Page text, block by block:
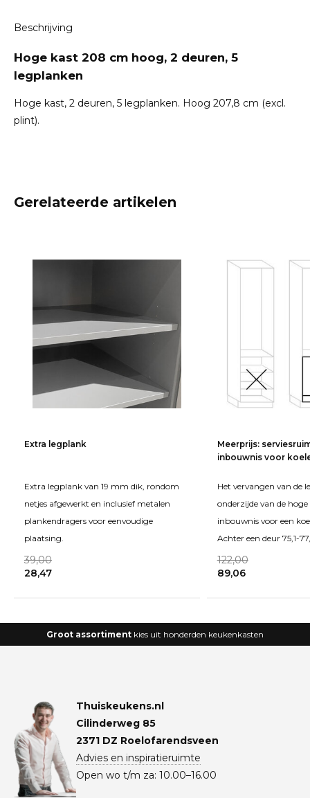
Beschrijving
Hoge kast 208 cm hoog, 2 deuren, 5
legplanken
Hoge kast, 2 deuren, 5 legplanken. Hoog 207,8 cm (excl.
plint).
Gerelateerde artikelen
Extra legplank
Extra legplank van 19 mm dik, rondom
netjes afgewerkt en inclusief metalen
plankendragers voor eenvoudige
plaatsing.
39,00
28,47
Meerprijs:
inbouwnis voor
Het vervangen van de
onderzijde van de
inbouwnis voor een
Achter een deur 75,1-
122,00
89,06
Groot assortiment kies uit honderden keukenkasten
Thuiskeukens.nl
Cilinderweg 85
2371 DZ Roelofarendsveen
Advies en inspiratieruimte
Open wo t/m za: 10.00–16.00